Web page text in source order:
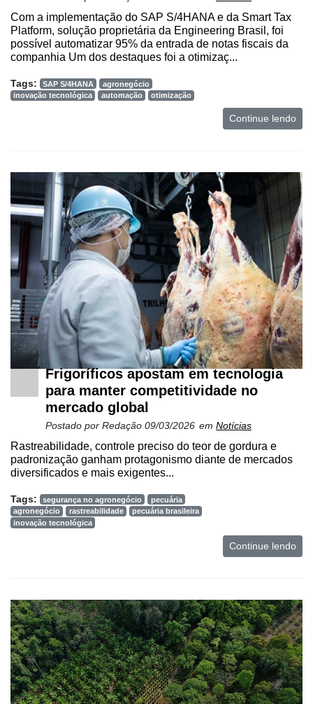
Análise
E-
Commerce
Informatização
da
Empresarial
Tecnologia
para
Recursos
Hídricos
Membros
Liberali
Netrin
Néctar
Tecprime
Agro
Way
Consulting
ONE
CHB
Com a implementação do SAP S/4HANA e da Smart Tax
Platform, solução proprietária da Engineering Brasil, foi
possível automatizar 95% da entrada de notas fiscais da
companhia Um dos destaques foi a otimizaç...
Tags: SAP S/4HANA
agronegócio
inovação tecnológica
automação otimização
Continue lendo
Frigoríficos apostam em tecnologia
para manter competitividade no
mercado global
Postado por Redação 09/03/2026 em Notícias
Rastreabilidade, controle preciso do teor de gordura e
padronização ganham protagonismo diante de mercados
diversificados e mais exigentes...
Tags: segurança no agronegócio
pecuária
agronegócio
rastreabilidade
pecuária brasileira
inovação tecnológica
Continue lendo